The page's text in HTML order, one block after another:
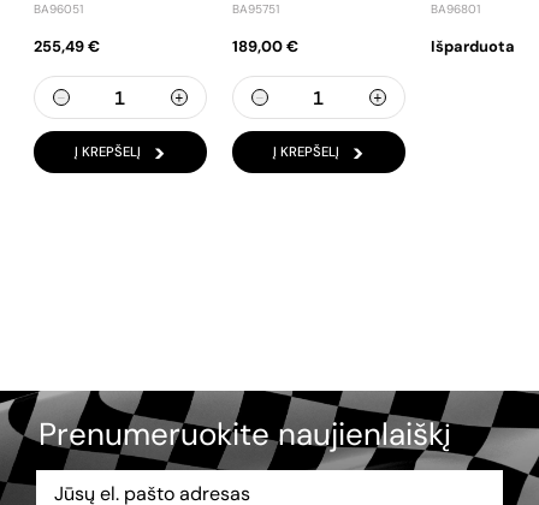
BA96051
255,49 €
Į KREPŠELĮ
BA95751
189,00 €
Į KREPŠELĮ
BA96801
Išparduota
Prenumeruokite naujienlaiškį